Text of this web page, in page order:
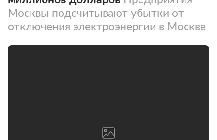
Москвы подсчитывают убытки от
отключения электроэнергии в Москве